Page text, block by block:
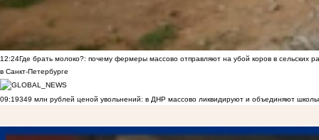
12:24Где брать молоко?: почему фермеры массово отправляют на убой коров в сельских
в Санкт-Петербурге
09:19349 млн рублей ценой увольнений: в ДНР массово ликвидируют и объединяют